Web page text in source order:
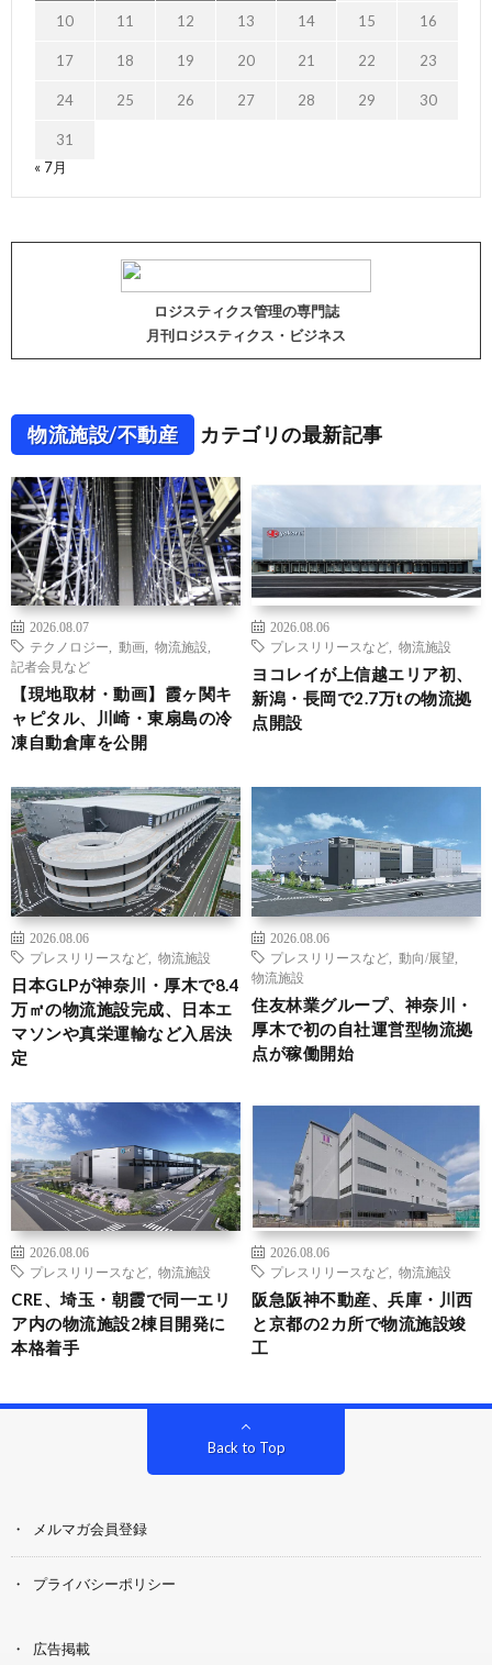
10 11 12 13 14 15 16
17 18 19 20 21 22 23
24 25 26 27 28 29 30
31
« 7月
ロジスティクス管理の専門誌
月刊ロジスティクス・ビジネス
物流施設/不動産 カテゴリの最新記事
2026.08.07
テクノロジー
動画 物流施設
記者会見など
【現地取材・動画】霞ヶ関キ
ャピタル、川崎・東扇島の冷
凍自動倉庫を公開
2026.08.06
プレスリリースなど
物流施設
ヨコレイが上信越エリア初、
新潟・長岡で2.7万tの物流拠
点開設
2026.08.06
プレスリリースなど
物流施設
日本GLPが神奈川・厚木で8.4
万㎡の物流施設完成、日本エ
マソンや真栄運輸など入居決
定
2026.08.06
プレスリリースなど
動向/展望
物流施設
住友林業グループ、神奈川・
厚木で初の自社運営型物流拠
点が稼働開始
2026.08.06
プレスリリースなど
物流施設
CRE、埼玉・朝霞で同一エリ
ア内の物流施設2棟目開発に
本格着手
2026.08.06
プレスリリースなど
物流施設
阪急阪神不動産、兵庫・川西
と京都の2カ所で物流施設竣
工
Back to Top
メルマガ会員登録
プライバシーポリシー
広告掲載